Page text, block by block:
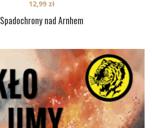
Spadochrony nad Arnhem
12,99 zł